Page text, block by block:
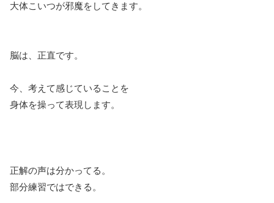
大体こいつが邪魔をしてきます。
脳は、正直です。
今、考えて感じていることを
身体を操って表現します。
正解の声は分かってる。
部分練習ではできる。